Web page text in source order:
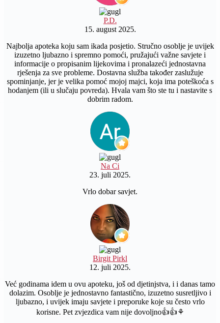
P.D.
15. august 2025.
Najbolja apoteka koju sam ikada posjetio. Stručno osoblje je uvijek
izuzetno ljubazno i spremno pomoći, pružajući važne savjete i
informacije o propisanim lijekovima i pronalazeći jednostavna
rješenja za sve probleme. Dostavna služba također zaslužuje
spominjanje, jer je velika pomoć mojoj majci, koja ima poteškoća s
hodanjem (ili u slučaju povreda). Hvala vam što ste tu i nastavite s
dobrim radom.
Na Ci
23. juli 2025.
Vrlo dobar savjet.
Birgit Pirkl
12. juli 2025.
Već godinama idem u ovu apoteku, još od djetinjstva, i i danas tamo
dolazim. Osoblje je jednostavno fantastično, izuzetno susretljivo i
ljubazno, i uvijek imaju savjete i preporuke koje su često vrlo
korisne. Pet zvjezdica vam nije dovoljno👍👍⚘️